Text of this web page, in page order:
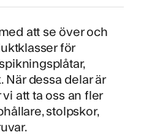
att se över och
för
dessa delar är
att ta oss an fler
stolpskor,